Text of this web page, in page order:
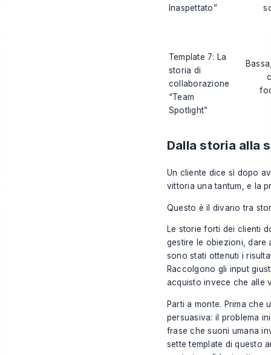
Inaspettato”
Template 7: La
storia di
collaborazione
“Team
Spotlight”
Dalla storia alla
Un cliente dice sì dopo
vittoria una tantum, e la
Questo è il divario tra
Le storie forti dei clienti
gestire le obiezioni, dare
sono stati ottenuti i
Raccolgono gli input
acquisto invece che alle
Parti a monte. Prima
persuasiva: il problema
frase che suoni umana
sette template di questo